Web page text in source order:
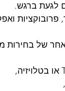
לגעת ברגש.
פרובוקציות
של בחירות